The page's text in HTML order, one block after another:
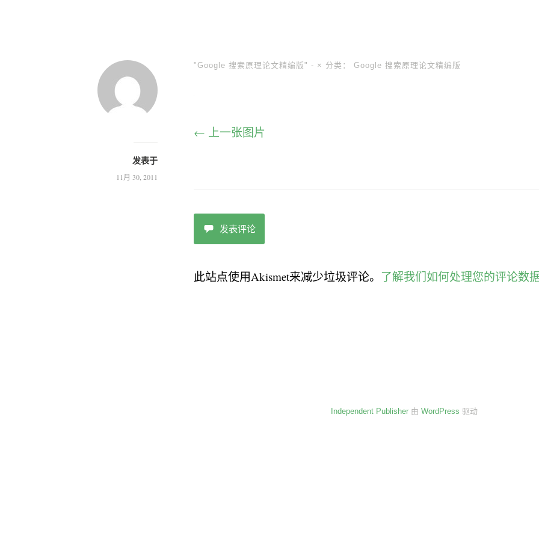
发表于
11月 30, 2011
"Google 搜索原理论文精编版" - × 分类： Google 搜索原理论文精编版
← 上一张图片
发表评论
此站点使用Akismet来减少垃圾评论。 了解我们如何处理您的评论数
Independent Publisher 由 WordPress 驱动